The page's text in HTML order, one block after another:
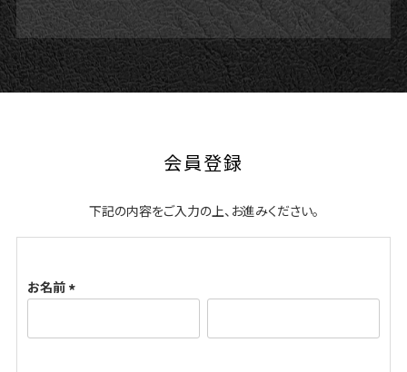
会員登録
下記の内容をご入力の上、お進みください。
お名前
必